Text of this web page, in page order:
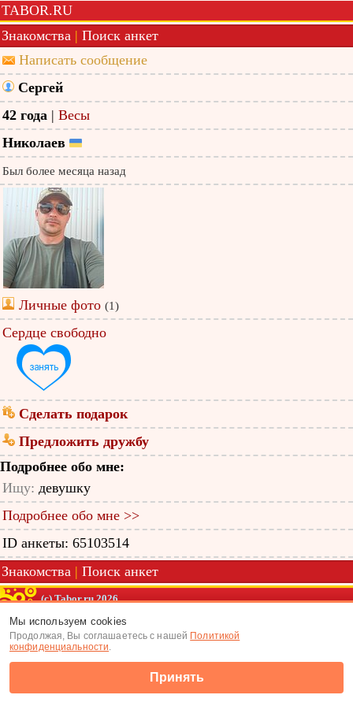
TABOR.RU
Знакомства | Поиск анкет
Написать сообщение
Сергей
42 года | Весы
Николаев
Был более месяца назад
Личные фото (1)
Сердце свободно
Сделать подарок
Предложить дружбу
Подробнее обо мне:
Ищу: девушку
Подробнее обо мне >>
ID анкеты: 65103514
Знакомства | Поиск анкет
(c) Tabor.ru 2026
Мы используем cookies
Продолжая, Вы соглашаетесь с нашей Политикой
конфиденциальности.
Принять